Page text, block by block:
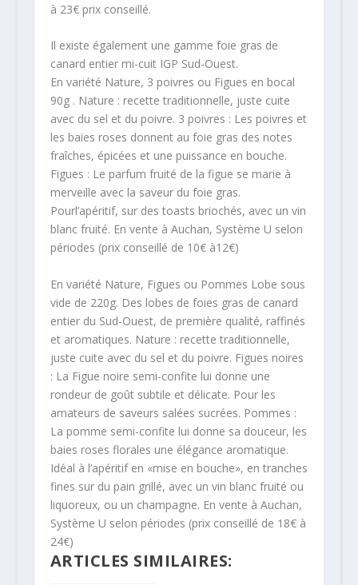
à 23€ prix conseillé.
Il existe également une gamme foie gras de
canard entier mi-cuit IGP Sud-Ouest.
En variété Nature, 3 poivres ou Figues en bocal
90g . Nature : recette traditionnelle, juste cuite
avec du sel et du poivre. 3 poivres : Les poivres et
les baies roses donnent au foie gras des notes
fraîches, épicées et une puissance en bouche.
Figues : Le parfum fruité de la figue se marie à
merveille avec la saveur du foie gras.
Pourl’apéritif, sur des toasts briochés, avec un vin
blanc fruité. En vente à Auchan, Système U selon
périodes (prix conseillé de 10€ à12€)
En variété Nature, Figues ou Pommes Lobe sous
vide de 220g. Des lobes de foies gras de canard
entier du Sud-Ouest, de première qualité, raffinés
et aromatiques. Nature : recette traditionnelle,
juste cuite avec du sel et du poivre. Figues noires
: La Figue noire semi-confite lui donne une
rondeur de goût subtile et délicate. Pour les
amateurs de saveurs salées sucrées. Pommes :
La pomme semi-confite lui donne sa douceur, les
baies roses florales une élégance aromatique.
Idéal à l’apéritif en «mise en bouche», en tranches
fines sur du pain grillé, avec un vin blanc fruité ou
liquoreux, ou un champagne. En vente à Auchan,
Système U selon périodes (prix conseillé de 18€ à
24€)
ARTICLES SIMILAIRES: